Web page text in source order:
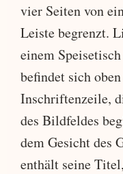
vier Seiten von
Leiste begrenzt.
einem
befindet sich
Inschriftenzeile,
des Bildfeldes
dem Gesicht des
enthält seine